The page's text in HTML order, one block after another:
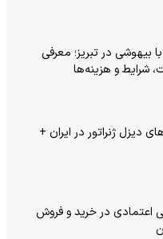
بیهوشی در تبریز؛ معرفی
شرایط و هزینه‌ها
دیزل ژنراتور در ایران +
اعتمادی در خرید و فروش